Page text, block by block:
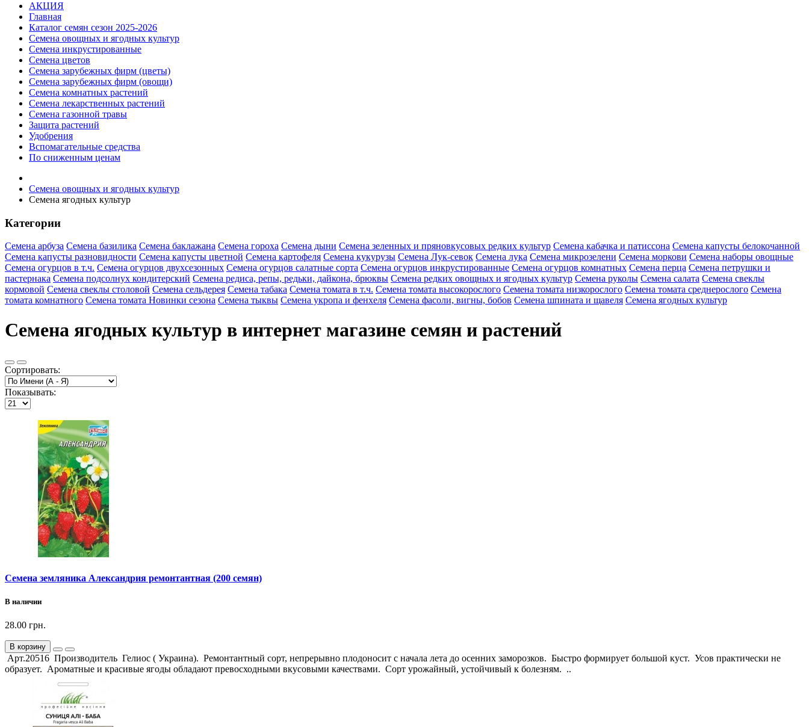
АКЦИЯ
Главная
Каталог семян сезон 2025-2026
Семена овощных и ягодных культур
Семена инкрустированные
Семена цветов
Семена зарубежных фирм (цветы)
Семена зарубежных фирм (овощи)
Семена комнатных растений
Семена лекарственных растений
Семена газонной травы
Защита растений
Удобрения
Вспомагательные средства
По сниженным ценам
Семена овощных и ягодных культур
Семена ягодных культур
Категории
Семена арбуза Семена базилика Семена баклажана Семена гороха Семена дыни Семена зеленных и пряновкусовых редких культур Семена кабачка и патиссона Семена капусты белокочанной
Семена капусты разновидности Семена капусты цветной Семена картофеля Семена кукурузы Семена Лук-севок Семена лука Семена микрозелени Семена моркови Семена наборы овощные
Семена огурцов в т.ч. Семена огурцов двухсезонных Семена огурцов салатные сорта Семена огурцов инкрустированные Семена огурцов комнатных Семена перца Семена петрушки и
пастернака Семена подсолнух кондитерский Семена редиса, репы, редьки, дайкона, брюквы Семена редких овощных и ягодных культур Семена руколы Семена салата Семена свеклы
кормовой Семена свеклы столовой Семена сельдерея Семена табака Семена томата в т.ч. Семена томата высокорослого Семена томата низкорослого Семена томата среднерослого Семена
томата комнатного Семена томата Новинки сезона Семена тыквы Семена укропа и фенхеля Семена фасоли, вигны, бобов Семена шпината и щавеля Семена ягодных культур
Семена ягодных культур в интернет магазине семян и растений
Сортировать:
Показывать:
Семена земляника Александрия ремонтантная (200 семян)
В наличии
28.00 грн.
В корзину
Арт.20516 Производитель Гелиос ( Украина). Ремонтантный сорт, непрерывно плодоносит с начала лета до осенних заморозков. Быстро формирует большой куст. Усов практически не
образует. Ароматные и красивые ягоды обладают превосходными вкусовыми качествами. Сорт урожайный, устойчивый к болезням. ..